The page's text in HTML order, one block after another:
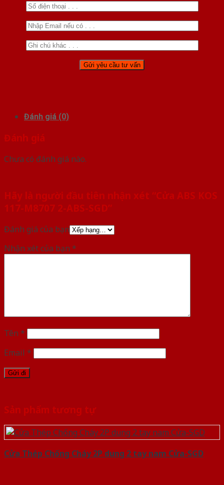
Đánh giá (0)
Đánh giá
Chưa có đánh giá nào.
Hãy là người đầu tiên nhận xét “Cửa ABS KOS
117-M8707 2-ABS-SGD”
Đánh giá của bạn
Nhận xét của bạn *
Tên *
Email *
Sản phẩm tương tự
Cửa Thép Chống Cháy 2P dung 2 tay nam Cửa-SGD